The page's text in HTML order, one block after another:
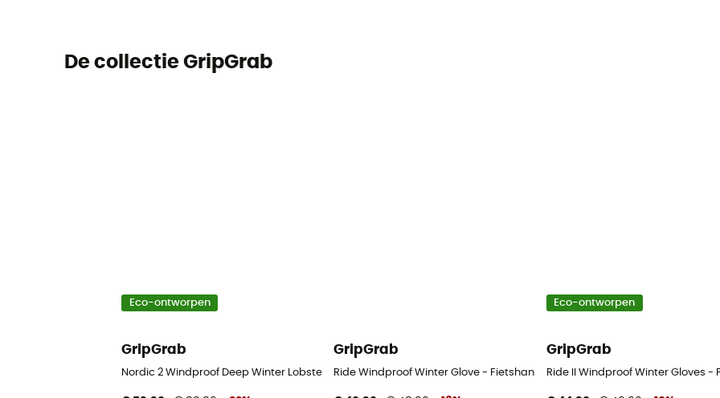
De collectie GripGrab
Eco-ontworpen
GripGrab
Nordic 2 Windproof Deep Winter Lobster Gloves - Fietshandschoenen
GripGrab
Ride Windproof Winter Glove - Fietshandschoenen
Eco-ontworpen
GripGrab
Ride II Windproof Winter Gloves -